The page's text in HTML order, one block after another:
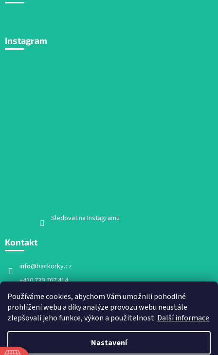
Používáme cookies, abychom Vám umožnili pohodlné
prohlížení webu a díky analýze provozu webu neustále
zlepšovali jeho funkce, výkon a použitelnost. Další informace
Nastavení
Instagram
Sledovat na Instagramu
Kontakt
info@backorky.cz
+420 739 767 414
Facebook
backorky.cz
Vytvořil Shoptet